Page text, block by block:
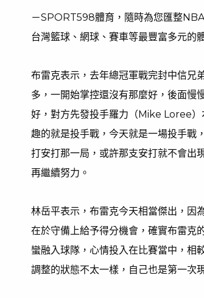
－SPORT598體育，隨時為您匯整
台灣籃球、網球、賽車等最豐富多元的
布雷克表示，去年總冠軍戰完封中信兄
多，一開始掌控還沒有那麼好，後面慢
好，對方先發投手羅力（Mike Loree
趣的就是投手戰，今天就是一場投手戰
打安打那一局，或許那支安打就不會出
再繼續努力。
林岳平表示，布雷克今天相當傑出，因
在於守備上給予得分機會，確實布雷克
蠻融入球隊，心情投入在比賽當中，相
調整的狀態不太一樣，自己也是第一次